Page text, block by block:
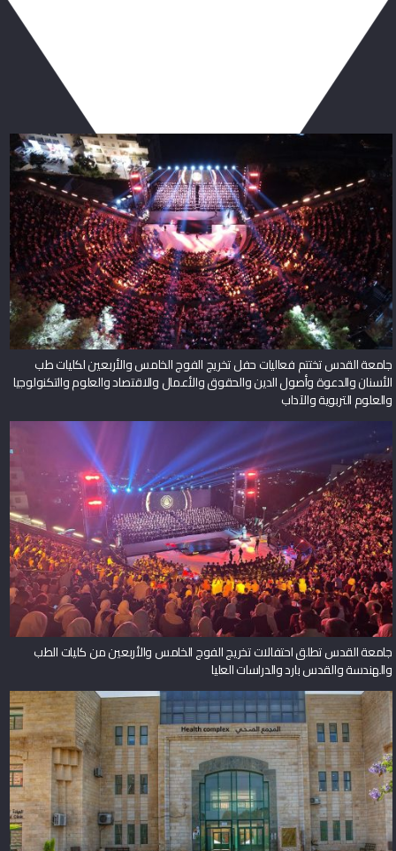
جامعة القدس تختتم فعاليات حفل تخريج الفوج الخامس والأربعين لكليات طب
الأسنان والدعوة وأصول الدين والحقوق والأعمال والاقتصاد والعلوم والتكنولوجيا
والعلوم التربوية والآداب
جامعة القدس تطلق احتفالات تخريج الفوج الخامس والأربعين من كليات الطب
والهندسة والقدس بارد والدراسات العليا